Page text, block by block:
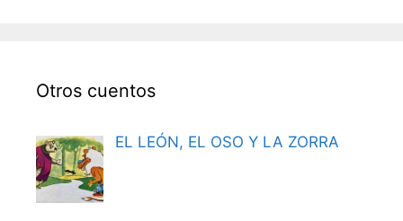
Otros cuentos
EL LEÓN, EL OSO Y LA ZORRA